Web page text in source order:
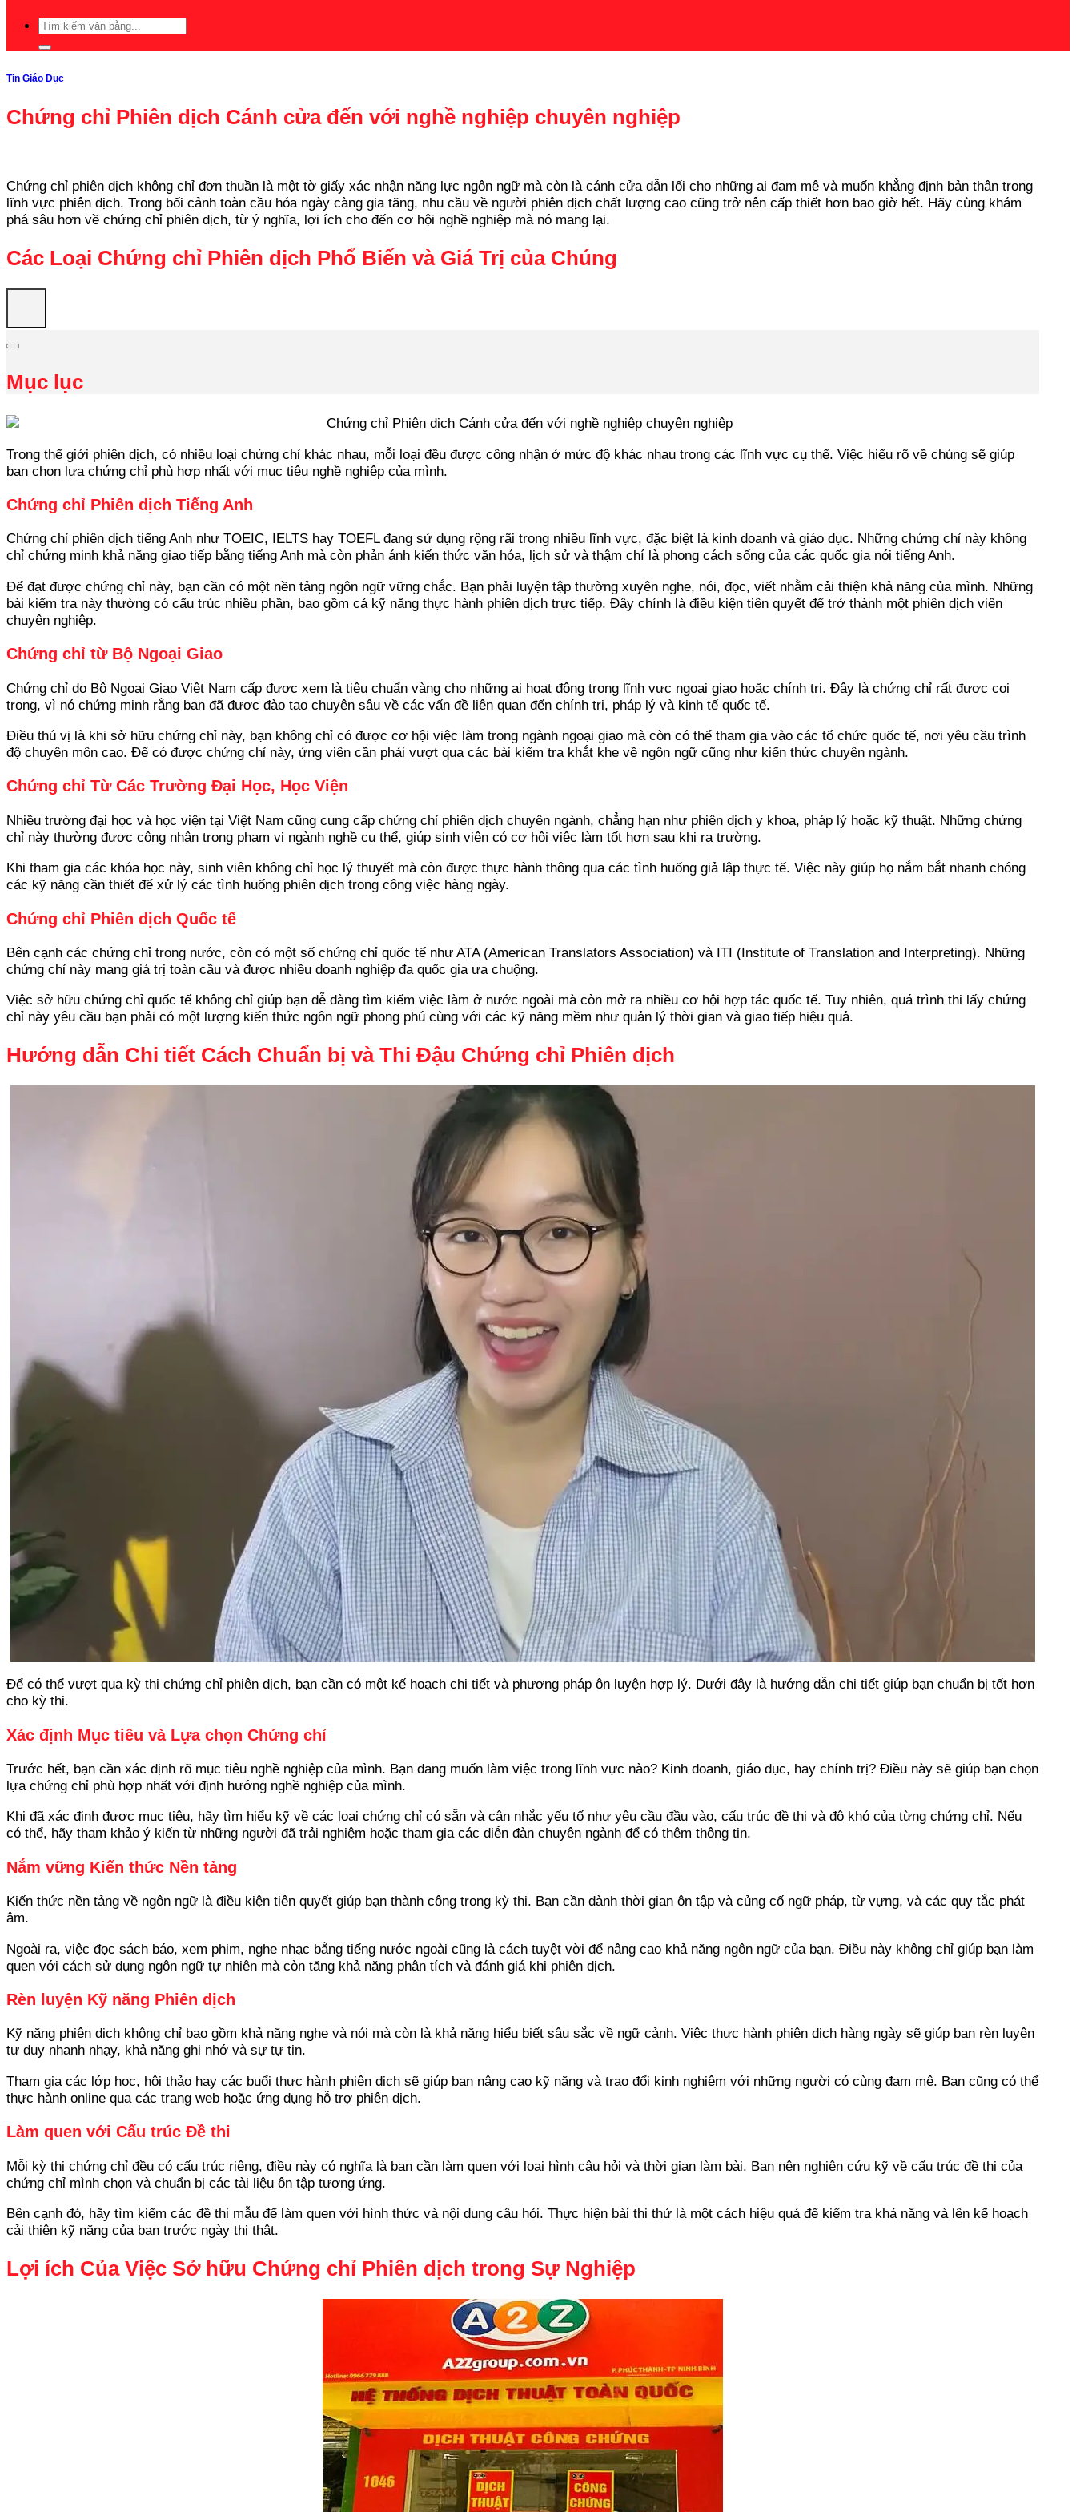
Tin Giáo Dục
Chứng chỉ Phiên dịch Cánh cửa đến với nghề nghiệp chuyên nghiệp
Chứng chỉ phiên dịch không chỉ đơn thuần là một tờ giấy xác nhận năng lực ngôn ngữ mà còn là cánh cửa dẫn lối cho những ai đam mê và muốn khẳng định bản thân trong
lĩnh vực phiên dịch. Trong bối cảnh toàn cầu hóa ngày càng gia tăng, nhu cầu về người phiên dịch chất lượng cao cũng trở nên cấp thiết hơn bao giờ hết. Hãy cùng khám
phá sâu hơn về chứng chỉ phiên dịch, từ ý nghĩa, lợi ích cho đến cơ hội nghề nghiệp mà nó mang lại.
Các Loại Chứng chỉ Phiên dịch Phổ Biến và Giá Trị của Chúng
Mục lục
Trong thế giới phiên dịch, có nhiều loại chứng chỉ khác nhau, mỗi loại đều được công nhận ở mức độ khác nhau trong các lĩnh vực cụ thể. Việc hiểu rõ về chúng sẽ giúp
bạn chọn lựa chứng chỉ phù hợp nhất với mục tiêu nghề nghiệp của mình.
Chứng chỉ Phiên dịch Tiếng Anh
Chứng chỉ phiên dịch tiếng Anh như TOEIC, IELTS hay TOEFL đang sử dụng rộng rãi trong nhiều lĩnh vực, đặc biệt là kinh doanh và giáo dục. Những chứng chỉ này không
chỉ chứng minh khả năng giao tiếp bằng tiếng Anh mà còn phản ánh kiến thức văn hóa, lịch sử và thậm chí là phong cách sống của các quốc gia nói tiếng Anh.
Để đạt được chứng chỉ này, bạn cần có một nền tảng ngôn ngữ vững chắc. Bạn phải luyện tập thường xuyên nghe, nói, đọc, viết nhằm cải thiện khả năng của mình. Những
bài kiểm tra này thường có cấu trúc nhiều phần, bao gồm cả kỹ năng thực hành phiên dịch trực tiếp. Đây chính là điều kiện tiên quyết để trở thành một phiên dịch viên
chuyên nghiệp.
Chứng chỉ từ Bộ Ngoại Giao
Chứng chỉ do Bộ Ngoại Giao Việt Nam cấp được xem là tiêu chuẩn vàng cho những ai hoạt động trong lĩnh vực ngoại giao hoặc chính trị. Đây là chứng chỉ rất được coi
trọng, vì nó chứng minh rằng bạn đã được đào tạo chuyên sâu về các vấn đề liên quan đến chính trị, pháp lý và kinh tế quốc tế.
Điều thú vị là khi sở hữu chứng chỉ này, bạn không chỉ có được cơ hội việc làm trong ngành ngoại giao mà còn có thể tham gia vào các tổ chức quốc tế, nơi yêu cầu trình
độ chuyên môn cao. Để có được chứng chỉ này, ứng viên cần phải vượt qua các bài kiểm tra khắt khe về ngôn ngữ cũng như kiến thức chuyên ngành.
Chứng chỉ Từ Các Trường Đại Học, Học Viện
Nhiều trường đại học và học viện tại Việt Nam cũng cung cấp chứng chỉ phiên dịch chuyên ngành, chẳng hạn như phiên dịch y khoa, pháp lý hoặc kỹ thuật. Những chứng
chỉ này thường được công nhận trong phạm vi ngành nghề cụ thể, giúp sinh viên có cơ hội việc làm tốt hơn sau khi ra trường.
Khi tham gia các khóa học này, sinh viên không chỉ học lý thuyết mà còn được thực hành thông qua các tình huống giả lập thực tế. Việc này giúp họ nắm bắt nhanh chóng
các kỹ năng cần thiết để xử lý các tình huống phiên dịch trong công việc hàng ngày.
Chứng chỉ Phiên dịch Quốc tế
Bên cạnh các chứng chỉ trong nước, còn có một số chứng chỉ quốc tế như ATA (American Translators Association) và ITI (Institute of Translation and Interpreting). Những
chứng chỉ này mang giá trị toàn cầu và được nhiều doanh nghiệp đa quốc gia ưa chuộng.
Việc sở hữu chứng chỉ quốc tế không chỉ giúp bạn dễ dàng tìm kiếm việc làm ở nước ngoài mà còn mở ra nhiều cơ hội hợp tác quốc tế. Tuy nhiên, quá trình thi lấy chứng
chỉ này yêu cầu bạn phải có một lượng kiến thức ngôn ngữ phong phú cùng với các kỹ năng mềm như quản lý thời gian và giao tiếp hiệu quả.
Hướng dẫn Chi tiết Cách Chuẩn bị và Thi Đậu Chứng chỉ Phiên dịch
Để có thể vượt qua kỳ thi chứng chỉ phiên dịch, bạn cần có một kế hoạch chi tiết và phương pháp ôn luyện hợp lý. Dưới đây là hướng dẫn chi tiết giúp bạn chuẩn bị tốt hơn
cho kỳ thi.
Xác định Mục tiêu và Lựa chọn Chứng chỉ
Trước hết, bạn cần xác định rõ mục tiêu nghề nghiệp của mình. Bạn đang muốn làm việc trong lĩnh vực nào? Kinh doanh, giáo dục, hay chính trị? Điều này sẽ giúp bạn chọn
lựa chứng chỉ phù hợp nhất với định hướng nghề nghiệp của mình.
Khi đã xác định được mục tiêu, hãy tìm hiểu kỹ về các loại chứng chỉ có sẵn và cân nhắc yếu tố như yêu cầu đầu vào, cấu trúc đề thi và độ khó của từng chứng chỉ. Nếu
có thể, hãy tham khảo ý kiến từ những người đã trải nghiệm hoặc tham gia các diễn đàn chuyên ngành để có thêm thông tin.
Nắm vững Kiến thức Nền tảng
Kiến thức nền tảng về ngôn ngữ là điều kiện tiên quyết giúp bạn thành công trong kỳ thi. Bạn cần dành thời gian ôn tập và củng cố ngữ pháp, từ vựng, và các quy tắc phát
âm.
Ngoài ra, việc đọc sách báo, xem phim, nghe nhạc bằng tiếng nước ngoài cũng là cách tuyệt vời để nâng cao khả năng ngôn ngữ của bạn. Điều này không chỉ giúp bạn làm
quen với cách sử dụng ngôn ngữ tự nhiên mà còn tăng khả năng phân tích và đánh giá khi phiên dịch.
Rèn luyện Kỹ năng Phiên dịch
Kỹ năng phiên dịch không chỉ bao gồm khả năng nghe và nói mà còn là khả năng hiểu biết sâu sắc về ngữ cảnh. Việc thực hành phiên dịch hàng ngày sẽ giúp bạn rèn luyện
tư duy nhanh nhạy, khả năng ghi nhớ và sự tự tin.
Tham gia các lớp học, hội thảo hay các buổi thực hành phiên dịch sẽ giúp bạn nâng cao kỹ năng và trao đổi kinh nghiệm với những người có cùng đam mê. Bạn cũng có thể
thực hành online qua các trang web hoặc ứng dụng hỗ trợ phiên dịch.
Làm quen với Cấu trúc Đề thi
Mỗi kỳ thi chứng chỉ đều có cấu trúc riêng, điều này có nghĩa là bạn cần làm quen với loại hình câu hỏi và thời gian làm bài. Bạn nên nghiên cứu kỹ về cấu trúc đề thi của
chứng chỉ mình chọn và chuẩn bị các tài liệu ôn tập tương ứng.
Bên cạnh đó, hãy tìm kiếm các đề thi mẫu để làm quen với hình thức và nội dung câu hỏi. Thực hiện bài thi thử là một cách hiệu quả để kiểm tra khả năng và lên kế hoạch
cải thiện kỹ năng của bạn trước ngày thi thật.
Lợi ích Của Việc Sở hữu Chứng chỉ Phiên dịch trong Sự Nghiệp